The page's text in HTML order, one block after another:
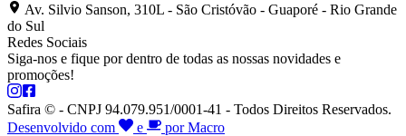
Av. Silvio Sanson, 310L - São Cristóvão - Guaporé - Rio Grande
do Sul
Redes Sociais
Siga-nos e fique por dentro de todas as nossas novidades e
promoções!
Safira © - CNPJ 94.079.951/0001-41 - Todos Direitos Reservados.
Desenvolvido com
e por Macro